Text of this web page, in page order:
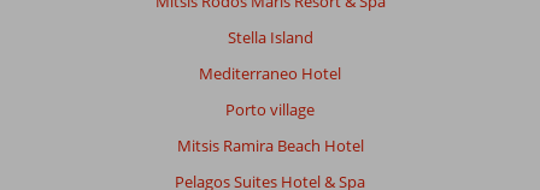
Stella Island
Mediterraneo Hotel
Porto village
Mitsis Ramira Beach Hotel
Pelagos Suites Hotel & Spa